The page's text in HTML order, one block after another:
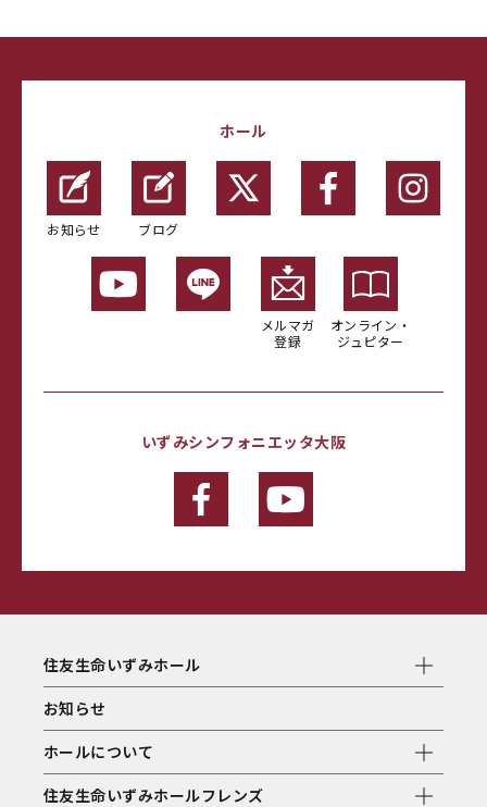
ホール
お知らせ ブログ
メルマガ
登録
オンライン・
ジュピター
いずみシンフォニエッタ大阪
住友生命いずみホール
お知らせ
ホールについて
住友生命いずみホールフレンズ